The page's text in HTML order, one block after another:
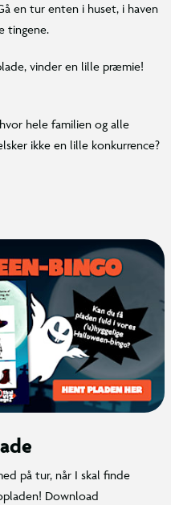
en tur enten i huset, i haven
tingene.
vinder en lille præmie!
hele familien og alle
ikke en lille konkurrence?
på tur, når I skal finde
Download